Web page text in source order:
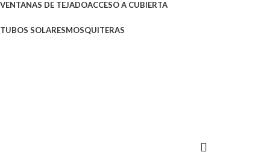
VENTANAS DE TEJADOACCESO A CUBIERTA
TUBOS SOLARESMOSQUITERAS